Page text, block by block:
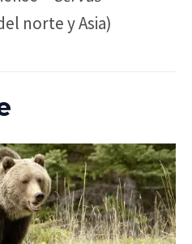
norte y Asia)